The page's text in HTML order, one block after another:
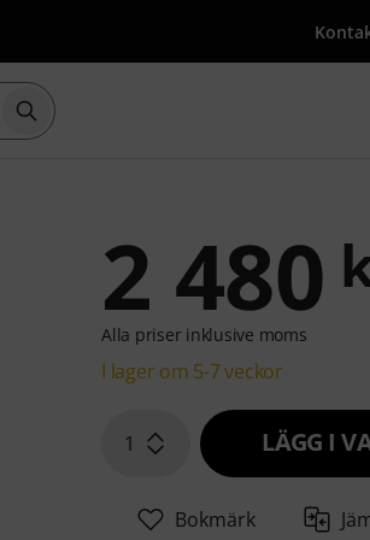
Börja sökningen med söktermen
2 480
Alla priser inklusive moms
I lager om 5-7 veckor
1 LÄGG I
Bokmärk